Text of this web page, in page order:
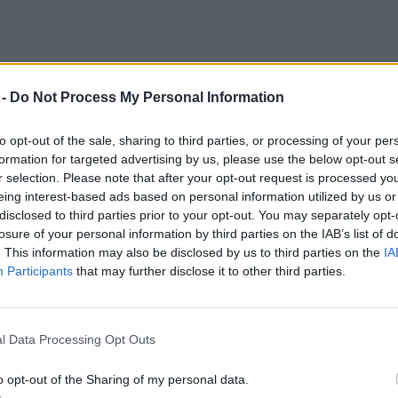
Do Not Process My Personal Information
opt-out of the sale, sharing to third parties, or processing of your
for targeted advertising by us, please use the below opt-out
selection. Please note that after your opt-out request is processed
interest-based ads based on personal information utilized by us
to third parties prior to your opt-out. You may separately
of your personal information by third parties on the IAB’s list of
This information may also be disclosed by us to third parties on the
Participants that may further disclose it to other third parties.
Data Processing Opt Outs
opt-out of the Sharing of my personal data.
a klímaváltozás hatására korábban,
a korai fajták betakarítása, és a
gyümölcsötvárnak.
Közös Agrárpolitikakeretein belül
épített ki a kajszibarack-termesztők
de maximum 65 százalékos
fejlesztési elképzeléseit.
megvásárlásától kezdve egészen a
terjednek ki” – emlékeztetett